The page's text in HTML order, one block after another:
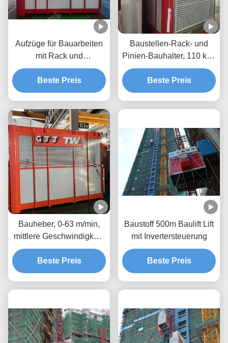
Aufzüge für Bauarbeiten
mit Rack und
Pinien,VFD-Steuerung,
warmgewalzt, 2000 kg
Aufzüge für Bauarbeiten,
Fahrgastmaterial
Beste Preis
Baustellen-Rack- und
Pinien-Bauhalter, 110 kW,
300 m Hebhöhe,
warmgewalzt, 300 m
Rack- und Pinien-Halter,
Beste Preis
Bauheber, 0-63 m/min,
mittlere Geschwindigkeit,
Wechselrichtersteuerung,
Frequenzumwandlung,
Bauheber,
Beste Preis
Baustoff 500m Baulift Lift
mit Invertersteuerung
Beste Preis